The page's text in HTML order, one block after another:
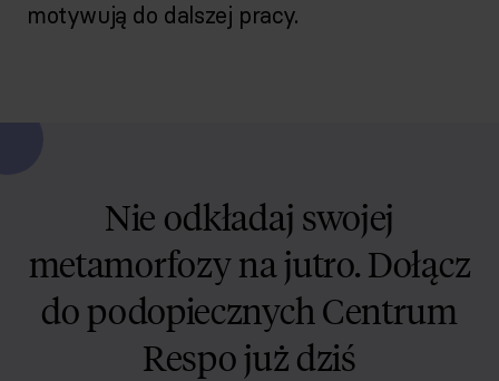
motywują do dalszej pracy.
Nie odkładaj swojej
metamorfozy na jutro. Dołącz
do podopiecznych Centrum
Respo już dziś